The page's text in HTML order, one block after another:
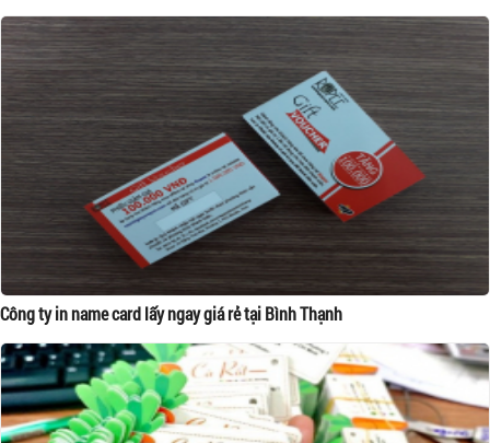
Công ty in name card lấy ngay giá rẻ tại Bình Thạnh